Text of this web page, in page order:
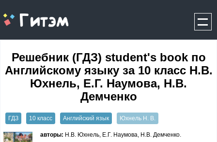
gitem.me
Решебник (ГДЗ) student's book по
Английскому языку за 10 класс Н.В.
Юхнель, Е.Г. Наумова, Н.В.
Демченко
ГДЗ 10 класс Английский язык Юхнель Н. В.
авторы: Н.В. Юхнель, Е.Г. Наумова, Н.В. Демченко.